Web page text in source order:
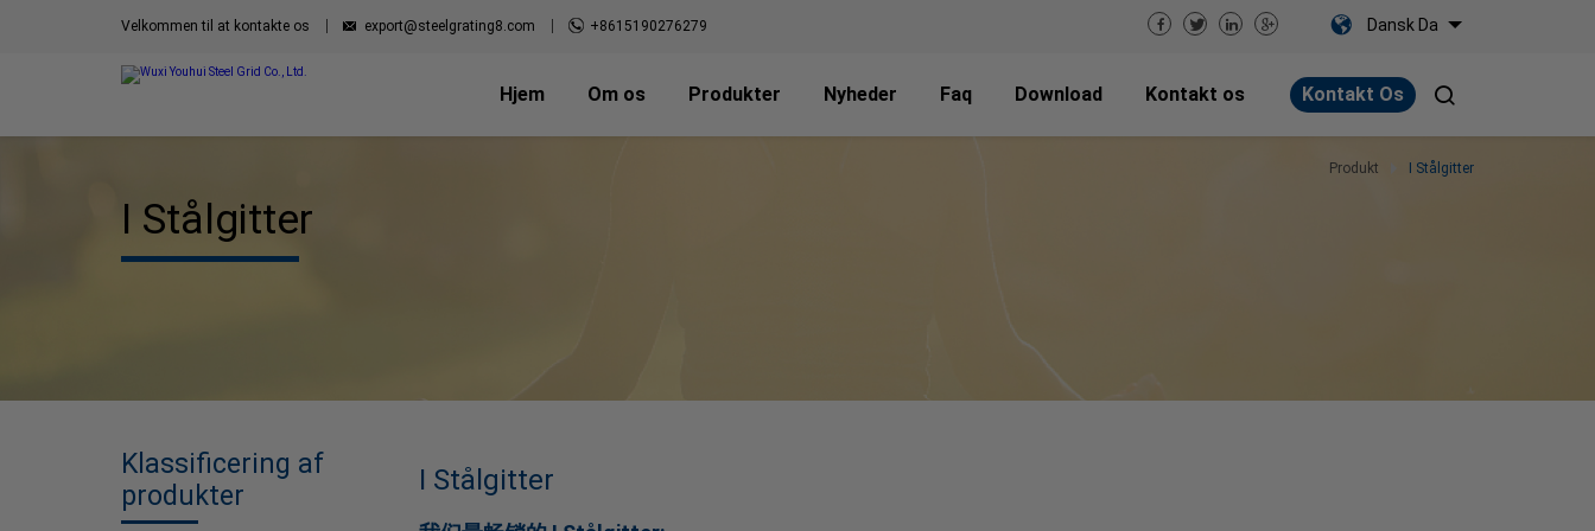
Velkommen til at kontakte os export@steelgrating8.com +8615190276279 Dansk Da
Kontakt Os
Hjem Om os Produkter Nyheder Faq Download Kontakt os
Produkt I Stålgitter
I Stålgitter
Klassificering af
produkter
I Stålgitter